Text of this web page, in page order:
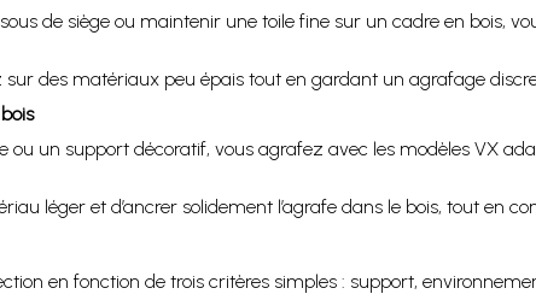
de siège ou maintenir une toile fine sur un cadre en bois,
des matériaux peu épais tout en gardant un agrafage
ou un support décoratif, vous agrafez avec les modèles VX
léger et d’ancrer solidement l’agrafe dans le bois, tout en
en fonction de trois critères simples : support,